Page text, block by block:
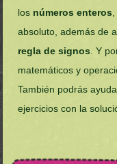
los números enteros
absoluto, además de
regla de signos. Y
matemáticos y
También podrás
ejercicios con la